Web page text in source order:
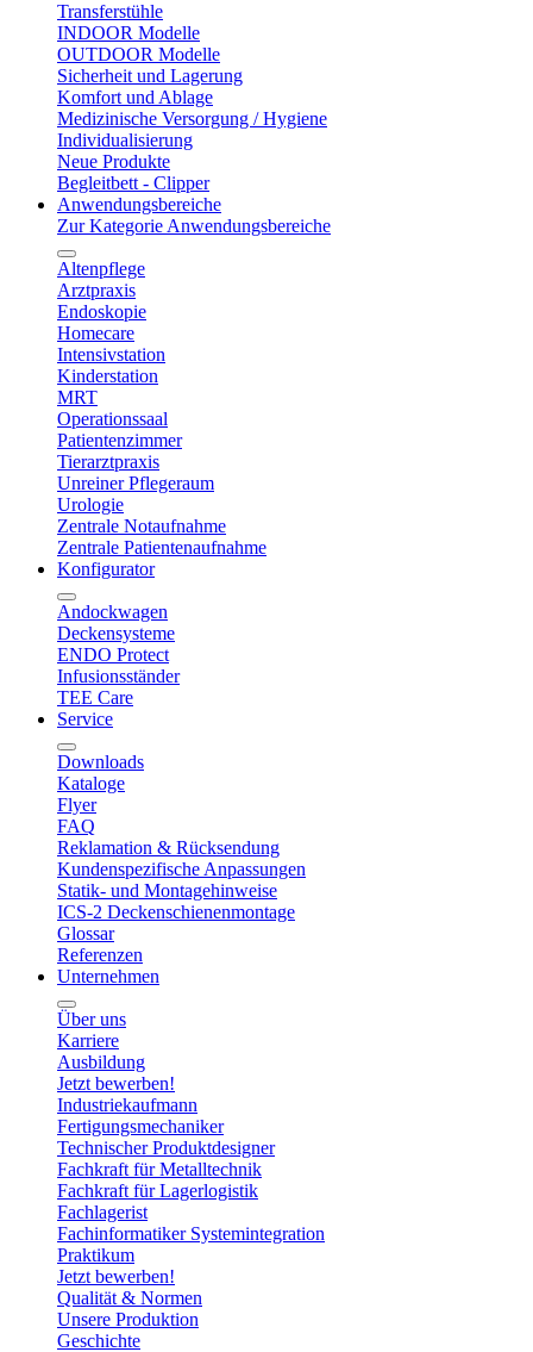
Transferstühle
INDOOR Modelle
OUTDOOR Modelle
Sicherheit und Lagerung
Komfort und Ablage
Medizinische Versorgung / Hygiene
Individualisierung
Neue Produkte
Begleitbett - Clipper
Anwendungsbereiche
Zur Kategorie Anwendungsbereiche
Altenpflege
Arztpraxis
Endoskopie
Homecare
Intensivstation
Kinderstation
MRT
Operationssaal
Patientenzimmer
Tierarztpraxis
Unreiner Pflegeraum
Urologie
Zentrale Notaufnahme
Zentrale Patientenaufnahme
Konfigurator
Andockwagen
Deckensysteme
ENDO Protect
Infusionsständer
TEE Care
Service
Downloads
Kataloge
Flyer
FAQ
Reklamation & Rücksendung
Kundenspezifische Anpassungen
Statik- und Montagehinweise
ICS-2 Deckenschienenmontage
Glossar
Referenzen
Unternehmen
Über uns
Karriere
Ausbildung
Jetzt bewerben!
Industriekaufmann
Fertigungsmechaniker
Technischer Produktdesigner
Fachkraft für Metalltechnik
Fachkraft für Lagerlogistik
Fachlagerist
Fachinformatiker Systemintegration
Praktikum
Jetzt bewerben!
Qualität & Normen
Unsere Produktion
Geschichte